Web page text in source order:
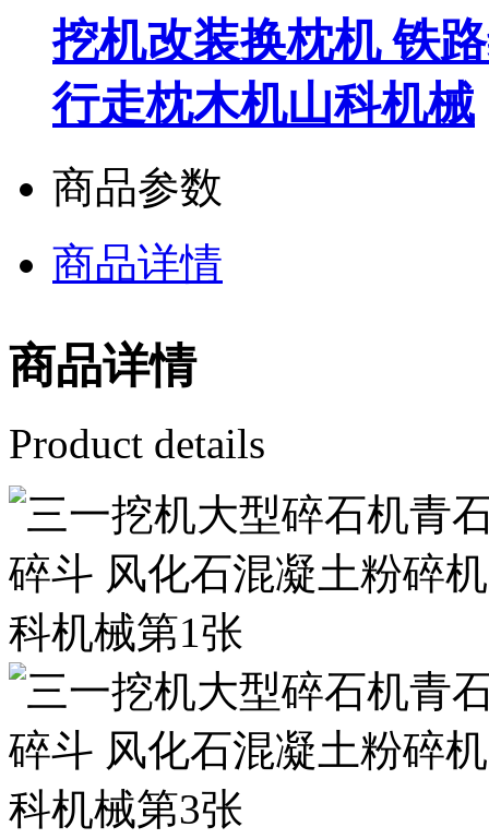
挖机改装换枕机 铁
行走枕木机山科机械
商品参数
商品详情
商品详情
Product details